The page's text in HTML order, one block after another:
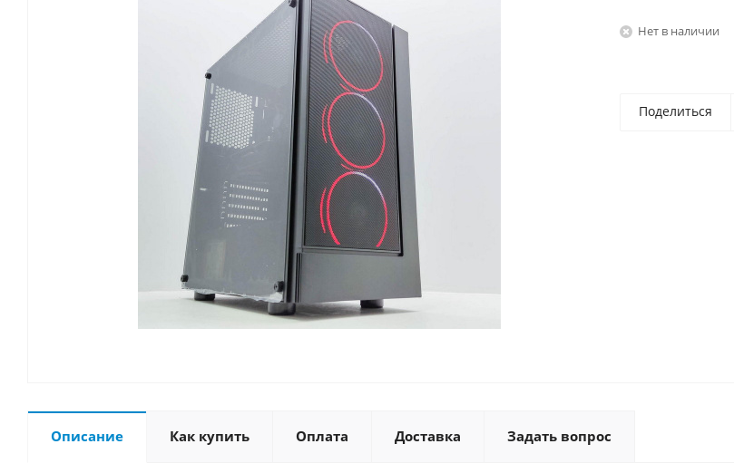
Нет в наличии
Поделиться
Описание Как купить Оплата Доставка Задать вопрос